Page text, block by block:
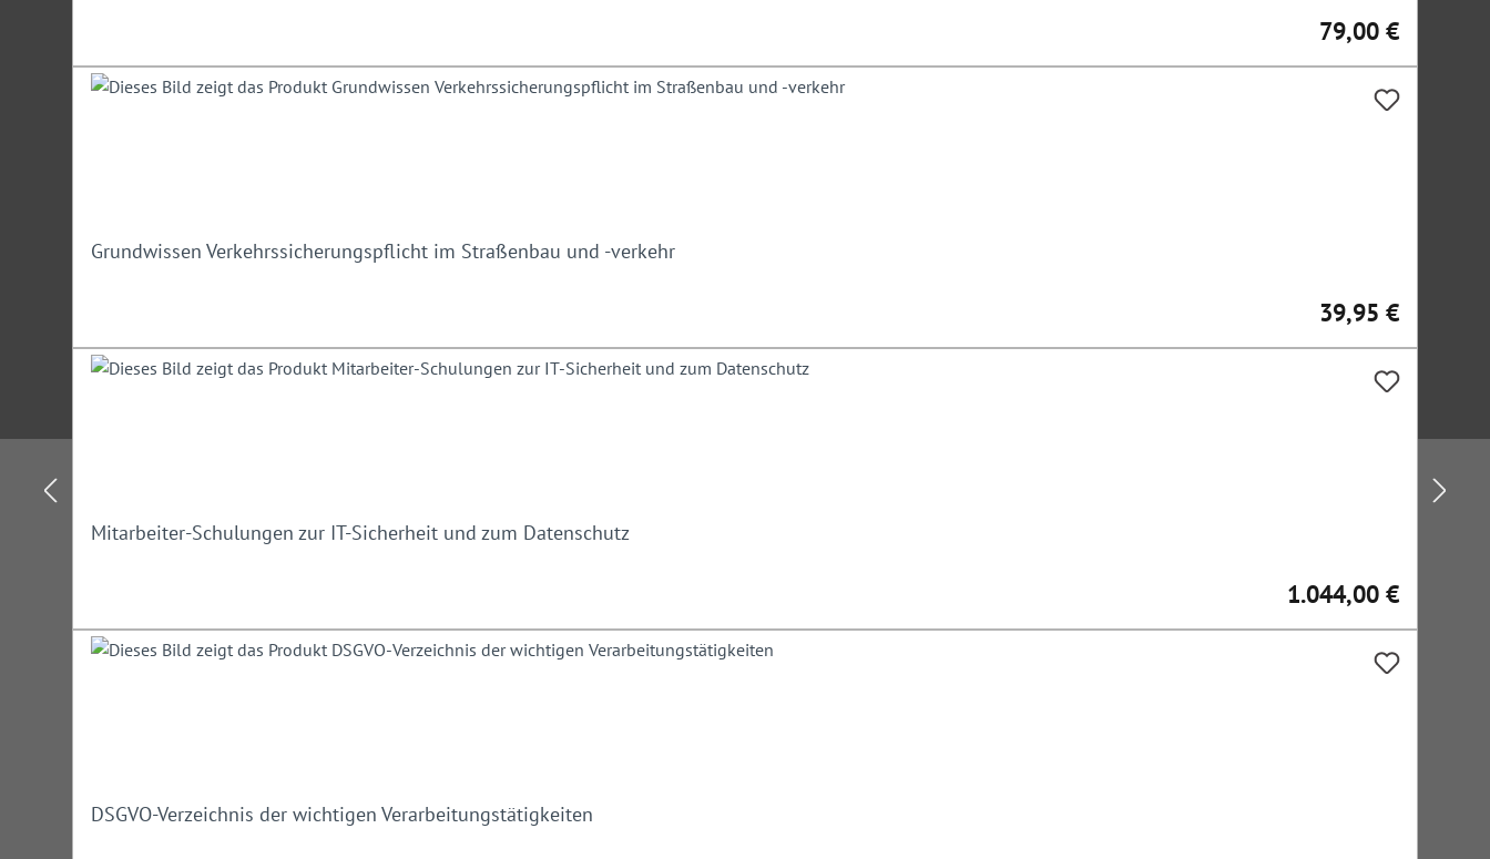
Regulärer Preis:
79,00 €
Grundwissen Verkehrssicherungspflicht im Straßenbau und -verkehr
Regulärer Preis:
39,95 €
Mitarbeiter-Schulungen zur IT-Sicherheit und zum Datenschutz
Regulärer Preis:
1.044,00 €
DSGVO-Verzeichnis der wichtigen Verarbeitungstätigkeiten